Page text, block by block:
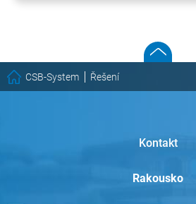
CSB-System Řešení
Kontakt
Rakousko